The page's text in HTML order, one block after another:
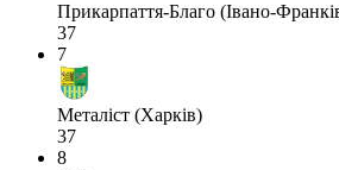
Прикарпаття-Благо (Івано-
37
7
Металіст (Харків)
37
8